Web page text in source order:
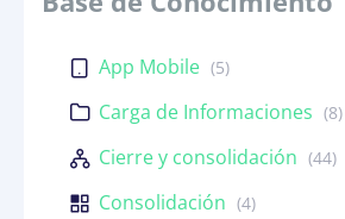
App Mobile (5)
Carga de Informaciones (8)
Cierre y consolidación (44)
Consolidación (4)